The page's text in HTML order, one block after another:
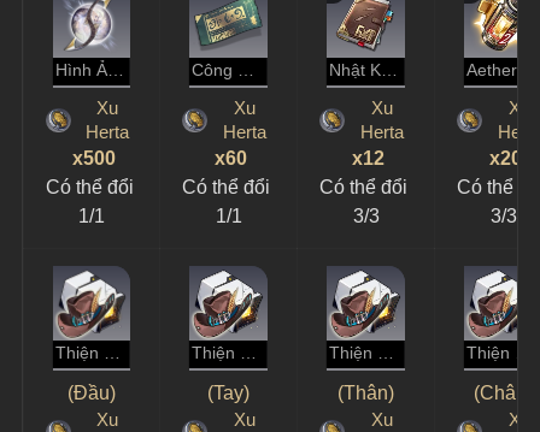
Hình Ảnh “Hủy Diệt”
Xu
Herta
x500
Có thể đổi
1/1
Công Thức: Băng Gia Tốc Topology
Xu
Herta
x60
Có thể đổi
1/1
Nhật Ký Thám Hiểm
Xu
Herta
x12
Có thể đổi
3/3
Xu
Herta
x20
Có thể
3/3
Thiện Xạ Bông Lúa
(Đầu)
Xu
Thiện Xạ Bông Lúa
(Tay)
Xu
Thiện Xạ Bông Lúa
(Thân)
Xu
(Chân)
Xu